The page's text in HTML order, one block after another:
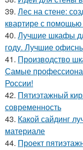
39. Лес на стене:
квартире с
40. Лучшие шкафы
году. Лучшие
41. Производство
Самые
России!
42. Пятиэтажный
современность
43. Какой сайдинг
материале
44. Проект